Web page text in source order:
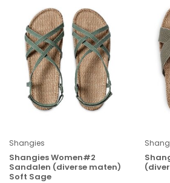
Shangies
Shangies Women#2
Sandalen (diverse maten)
Soft Sage